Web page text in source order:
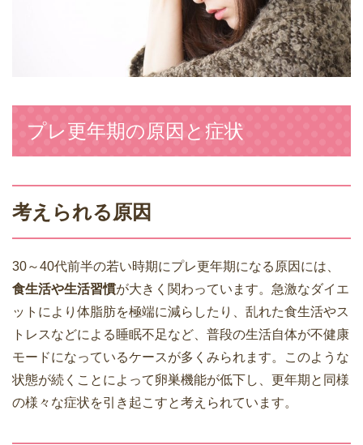
プレ更年期の原因と症状
考えられる原因
30～40代前半の若い時期にプレ更年期になる原因には、
食生活や生活習慣が大きく関わっています。急激なダイエ
ットにより体脂肪を極端に減らしたり、乱れた食生活やス
トレスなどによる睡眠不足など、普段の生活自体が不健康
モードになっているケースが多くみられます。このような
状態が続くことによって卵巣機能が低下し、更年期と同様
の様々な症状を引き起こすと考えられています。